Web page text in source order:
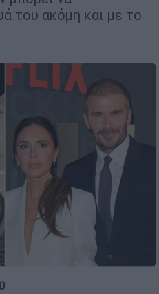
του ακόμη και με το